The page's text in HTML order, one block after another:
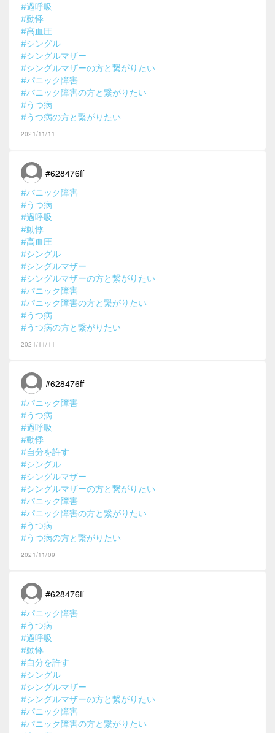
#過呼吸
#動悸
#高血圧
#シングル
#シングルマザー
#シングルマザーの方と繋がりたい
#パニック障害
#パニック障害の方と繋がりたい
#うつ病
#うつ病の方と繋がりたい
2021/11/11
#628476ff
#パニック障害
#うつ病
#過呼吸
#動悸
#高血圧
#シングル
#シングルマザー
#シングルマザーの方と繋がりたい
#パニック障害
#パニック障害の方と繋がりたい
#うつ病
#うつ病の方と繋がりたい
2021/11/11
#628476ff
#パニック障害
#うつ病
#過呼吸
#動悸
#自分を許す
#シングル
#シングルマザー
#シングルマザーの方と繋がりたい
#パニック障害
#パニック障害の方と繋がりたい
#うつ病
#うつ病の方と繋がりたい
2021/11/09
#628476ff
#パニック障害
#うつ病
#過呼吸
#動悸
#自分を許す
#シングル
#シングルマザー
#シングルマザーの方と繋がりたい
#パニック障害
#パニック障害の方と繋がりたい